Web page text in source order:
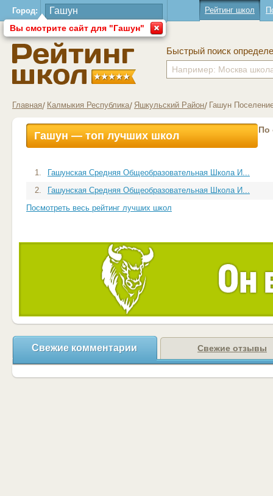
Город:
Вы смотрите сайт для "Гашун"
Рейтинг школ
Быстрый поиск
Главная Калмыкия Республика Яшкульский Район Гашун
Гашун — топ лучших школ По
1.
Гашунская Средняя Общеобразовательная Школа И...
2.
Гашунская Средняя Общеобразовательная Школа И...
Посмотреть весь рейтинг лучших школ
Свежие комментарии Свежие отзывы